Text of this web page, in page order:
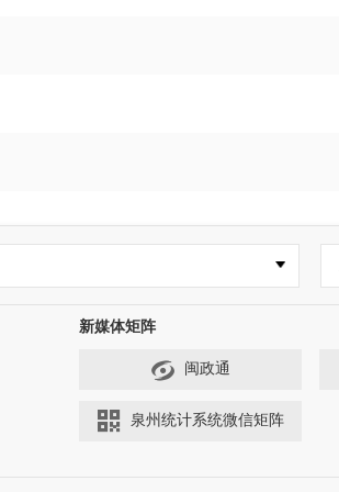
新媒体矩阵
闽政通
泉州统计系统微信矩阵